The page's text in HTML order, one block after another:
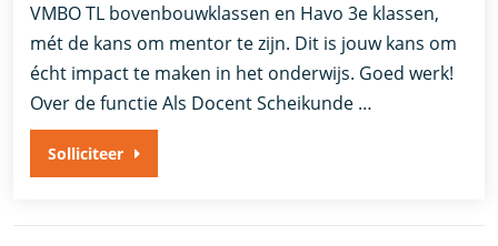
VMBO TL bovenbouwklassen en Havo 3e klassen,
mét de kans om mentor te zijn. Dit is jouw kans om
écht impact te maken in het onderwijs. Goed werk!
Over de functie Als Docent Scheikunde …
Solliciteer